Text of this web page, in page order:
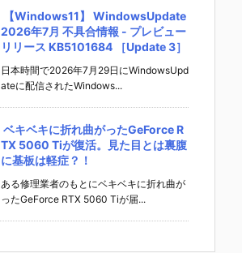
【Windows11】 WindowsUpdate
2026年7月 不具合情報 - プレビュー
リリース KB5101684 ［Update 3］
日本時間で2026年7月29日にWindowsUpd
ateに配信されたWindows...
ベキベキに折れ曲がったGeForce R
TX 5060 Tiが復活。見た目とは裏腹
に基板は軽症？！
ある修理業者のもとにベキベキに折れ曲が
ったGeForce RTX 5060 Tiが届...